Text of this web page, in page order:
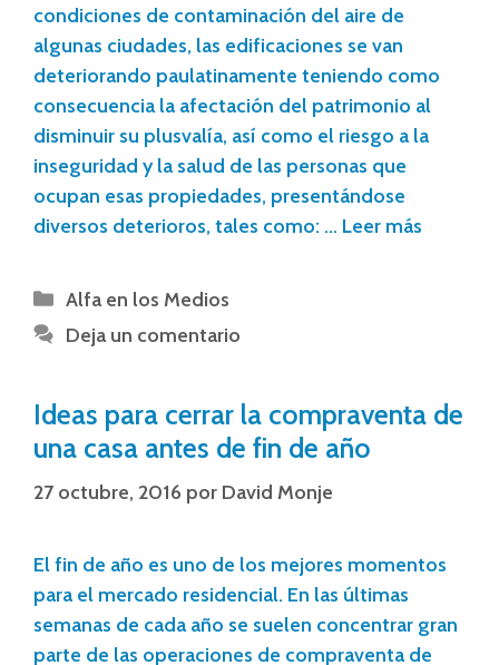
condiciones de contaminación del aire de
algunas ciudades, las edificaciones se van
deteriorando paulatinamente teniendo como
consecuencia la afectación del patrimonio al
disminuir su plusvalía, así como el riesgo a la
inseguridad y la salud de las personas que
ocupan esas propiedades, presentándose
diversos deterioros, tales como: … Leer más
Alfa en los Medios
Deja un comentario
Ideas para cerrar la compraventa de
una casa antes de fin de año
27 octubre, 2016 por David Monje
El fin de año es uno de los mejores momentos
para el mercado residencial. En las últimas
semanas de cada año se suelen concentrar gran
parte de las operaciones de compraventa de